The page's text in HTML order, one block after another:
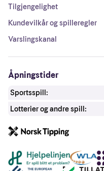
Tilgjengelighet
Kundevilkår og spilleregler
Varslingskanal
Åpningstider
Sportsspill:
Lotterier og andre spill:
Andre lenker